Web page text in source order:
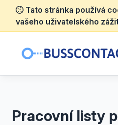
Tato stránka používá
vašeho uživatelského
Pracovní listy